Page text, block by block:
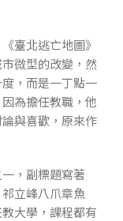
臺北逃亡地圖》
微型的改變，然
，而是一丁點一
為擔任教職，他
與喜歡，原來作
，副標題寫著
立峰八爪章魚
大學，課程都有